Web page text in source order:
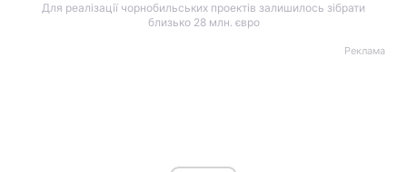
Для реалізації чорнобильських проектів залишилось зібрати
близько 28 млн. євро
Реклама